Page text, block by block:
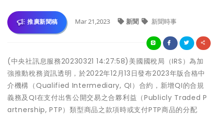
推廣新聞稿 Mar 21,2023 新聞 新聞時事
(中央社訊息服務20230321 14:27:58)美國國稅局（IRS）為加
強推動稅務資訊透明，於2022年12月13日發布2023年版合格中
介機構（Qualified Intermediary, QI）合約，新增QI的合規
義務及QI在支付出售公開交易之合夥利益（Publicly Traded P
artnership, PTP）類型商品之款項時或支付PTP商品的分配